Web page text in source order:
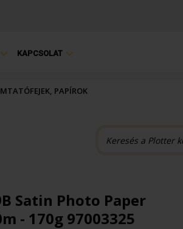
KAPCSOLAT
PAPÍROK
Satin Photo Paper
- 170g 97003325